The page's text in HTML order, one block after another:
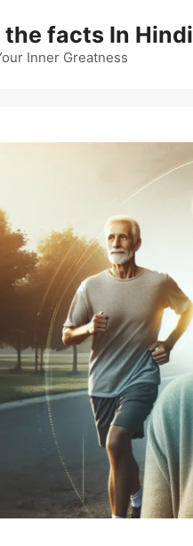
the facts In Hindi
Inner Greatness